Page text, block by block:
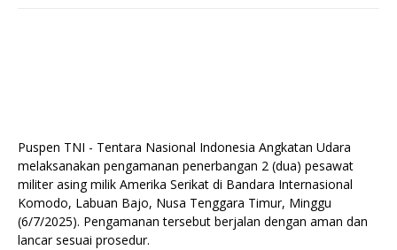
Puspen TNI - Tentara Nasional Indonesia Angkatan Udara
melaksanakan pengamanan penerbangan 2 (dua) pesawat
militer asing milik Amerika Serikat di Bandara Internasional
Komodo, Labuan Bajo, Nusa Tenggara Timur, Minggu
(6/7/2025). Pengamanan tersebut berjalan dengan aman dan
lancar sesuai prosedur.